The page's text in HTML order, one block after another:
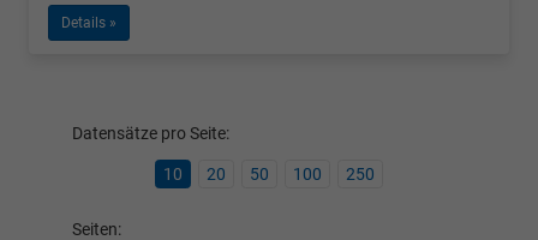
Details »
Datensätze pro Seite:
10 20 50 100 250
Seiten: